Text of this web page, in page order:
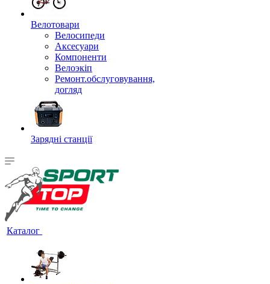
Велотовари
Велосипеди
Аксесуари
Компоненти
Велоэкіп
Ремонт.обслуговування,
догляд
Зарядні станції
Каталог